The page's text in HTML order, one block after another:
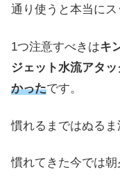
通り使うと本当にス
1つ注意すべきはキ
ジェット水流アタッ
かったです。
慣れるまではぬるま
慣れてきた今では